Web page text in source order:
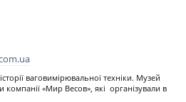
ваговимірювальної техніки. Музей
«Мир Весов», які організували в